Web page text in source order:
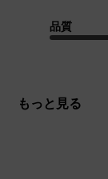
品質
もっと見る